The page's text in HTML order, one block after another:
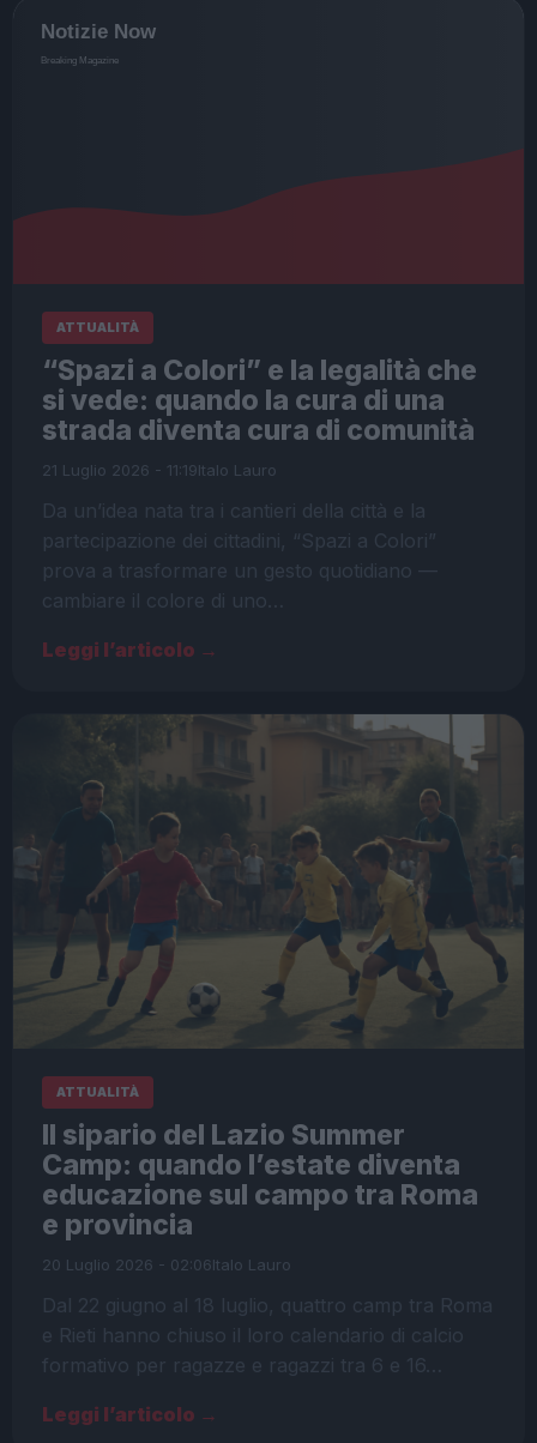
ATTUALITÀ
“Spazi a Colori” e la legalità che
si vede: quando la cura di una
strada diventa cura di comunità
21 Luglio 2026 - 11:19Italo Lauro
Da un’idea nata tra i cantieri della città e la
partecipazione dei cittadini, “Spazi a Colori”
prova a trasformare un gesto quotidiano —
cambiare il colore di uno…
Leggi l’articolo →
ATTUALITÀ
Il sipario del Lazio Summer
Camp: quando l’estate diventa
educazione sul campo tra Roma
e provincia
20 Luglio 2026 - 02:06Italo Lauro
Dal 22 giugno al 18 luglio, quattro camp tra Roma
e Rieti hanno chiuso il loro calendario di calcio
formativo per ragazze e ragazzi tra 6 e 16…
Leggi l’articolo →